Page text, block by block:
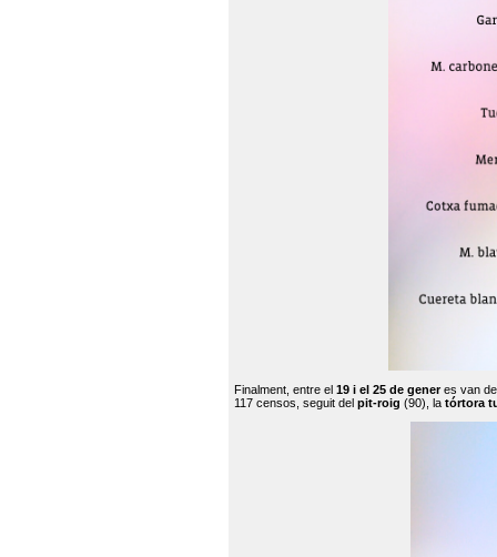
Finalment, entre el 19 i el 25 de generes van
117 censos, seguit del pit-roig (90), la tórtora